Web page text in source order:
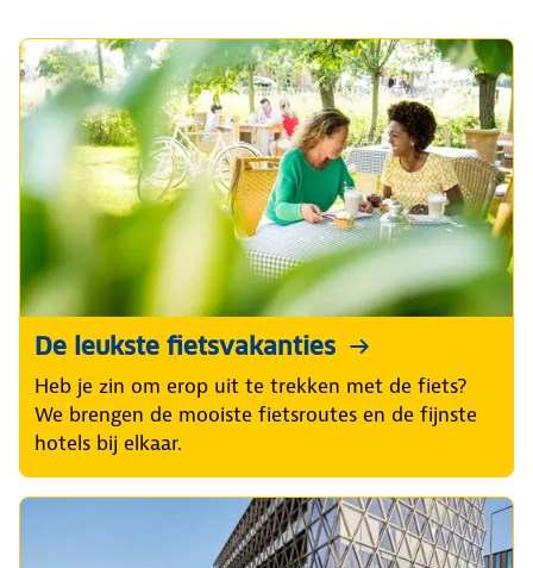
De leukste fietsvakanties
Heb je zin om erop uit te trekken met de fiets?
We brengen de mooiste fietsroutes en de fijnste
hotels bij elkaar.